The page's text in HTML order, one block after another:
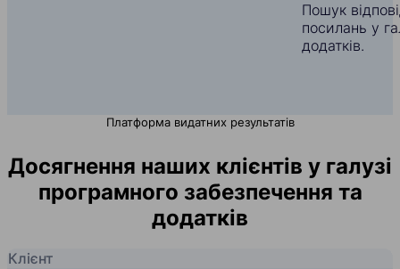
Пошук
посилань у
додатків.
Платформа видатних результатів
Досягнення наших клієнтів у галузі
програмного забезпечення та
додатків
Клієнт